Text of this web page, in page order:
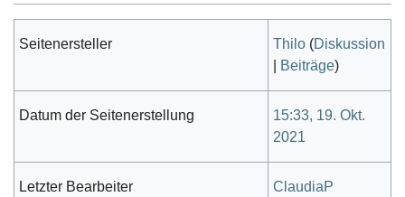
Seitenersteller Thilo (Diskussion
Beiträge)
Datum der Seitenerstellung
15:33, 19. Okt.
2021
Letzter Bearbeiter
ClaudiaP